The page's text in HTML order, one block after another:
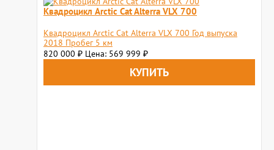
Квадроцикл Arctic Cat Alterra VLX 700
Квадроцикл Arctic Cat Alterra VLX 700 Год выпуска
2018 Пробег 5 км
820 000 ₽ Цена: 569 999 ₽